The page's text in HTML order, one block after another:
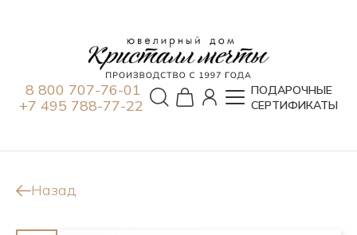
8 800 707-76-01
+7 495 788-77-22
ПОДАРОЧНЫЕ
СЕРТИФИКАТЫ
Назад